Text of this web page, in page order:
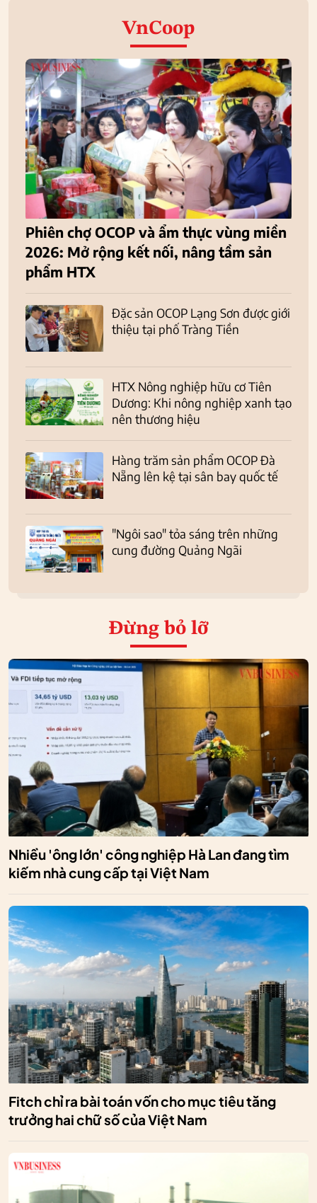
VnCoop
Phiên chợ OCOP và ẩm thực vùng miền
2026: Mở rộng kết nối, nâng tầm sản
phẩm HTX
Đặc sản OCOP Lạng Sơn được giới
thiệu tại phố Tràng Tiền
HTX Nông nghiệp hữu cơ Tiên
Dương: Khi nông nghiệp xanh tạo
nên thương hiệu
Hàng trăm sản phẩm OCOP Đà
Nẵng lên kệ tại sân bay quốc tế
"Ngôi sao" tỏa sáng trên những
cung đường Quảng Ngãi
Đừng bỏ lỡ
Nhiều 'ông lớn' công nghiệp Hà Lan đang tìm
kiếm nhà cung cấp tại Việt Nam
Fitch chỉ ra bài toán vốn cho mục tiêu tăng
trưởng hai chữ số của Việt Nam